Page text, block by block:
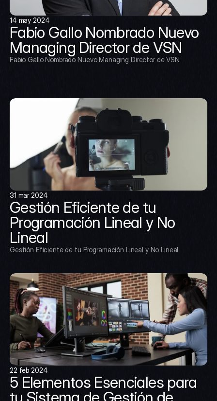
14 may 2024
Fabio Gallo Nombrado Nuevo
Managing Director de VSN
Fabio Gallo Nombrado Nuevo Managing Director de VSN
31 mar 2024
Gestión Eficiente de tu
Programación Lineal y No
Lineal
Gestión Eficiente de tu Programación Lineal y No Lineal
22 feb 2024
5 Elementos Esenciales para